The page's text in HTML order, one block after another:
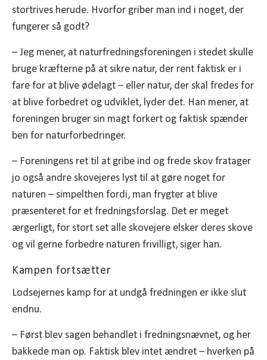
stortrives herude. Hvorfor griber man ind i noget, der
fungerer så godt?
– Jeg mener, at naturfredningsforeningen i stedet skulle
bruge kræfterne på at sikre natur, der rent faktisk er i
fare for at blive ødelagt – eller natur, der skal fredes for
at blive forbedret og udviklet, lyder det. Han mener, at
foreningen bruger sin magt forkert og faktisk spænder
ben for naturforbedringer.
– Foreningens ret til at gribe ind og frede skov fratager
jo også andre skovejeres lyst til at gøre noget for
naturen – simpelthen fordi, man frygter at blive
præsenteret for et fredningsforslag. Det er meget
ærgerligt, for stort set alle skovejere elsker deres skove
og vil gerne forbedre naturen frivilligt, siger han.
Kampen fortsætter
Lodsejernes kamp for at undgå fredningen er ikke slut
endnu.
– Først blev sagen behandlet i fredningsnævnet, og her
bakkede man op. Faktisk blev intet ændret – hverken på